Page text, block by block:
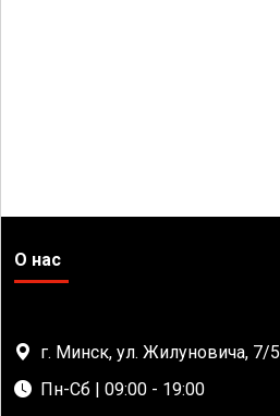
О нас
г. Минск, ул. Жилуновича, 7/5
Пн-Сб | 09:00 - 19:00